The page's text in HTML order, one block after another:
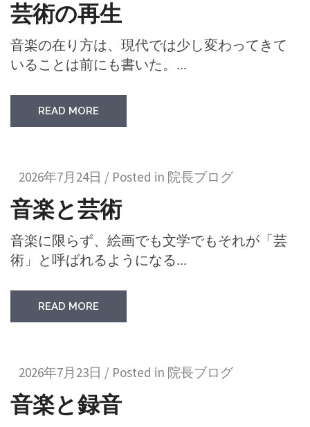
芸術の再生
音楽の在り方は、現代では少し変わってきて
いることは前にも書いた。...
READ MORE
2026年7月24日 / Posted in 院長ブログ
音楽と芸術
音楽に限らず、絵画でも文学でもそれが「芸
術」と呼ばれるようになる...
READ MORE
2026年7月23日 / Posted in 院長ブログ
音楽と録音